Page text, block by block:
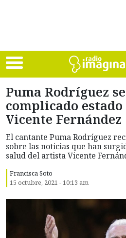
Puma Rodríguez
complicado estado
Vicente Fernández
El cantante Puma Rodríguez
sobre las noticias que han
salud del artista Vicente
Francisca Soto
15 octubre, 2021 - 10:13 am